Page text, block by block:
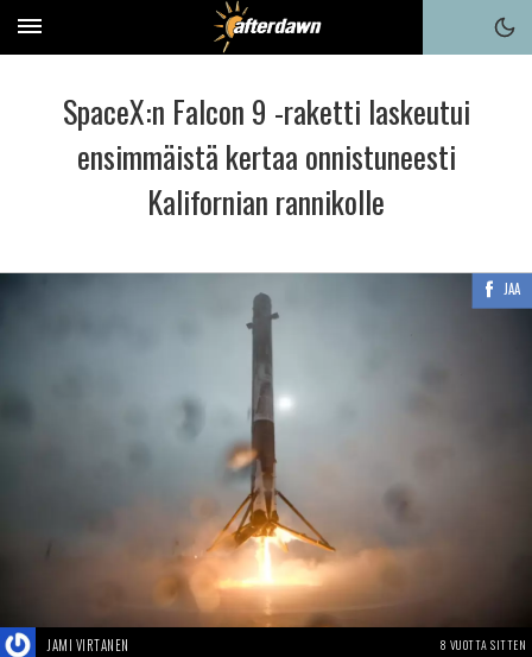
SpaceX:n Falcon 9 -raketti laskeutui
ensimmäistä kertaa onnistuneesti
Kalifornian rannikolle
JAA
JAMI VIRTANEN 8 VUOTTA SITTEN